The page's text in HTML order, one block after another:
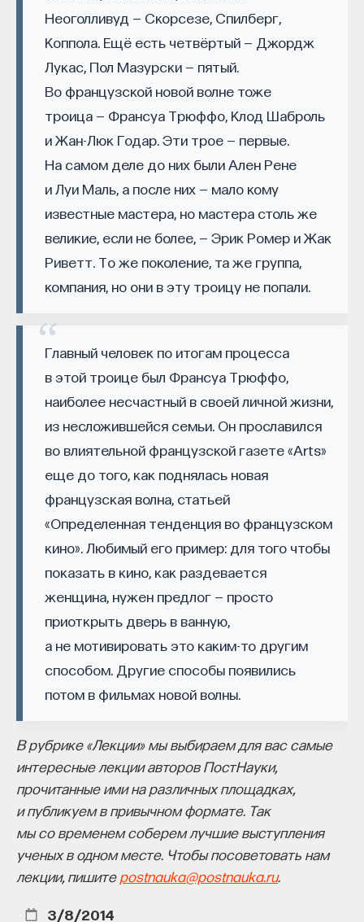
Неоголливуд — Скорсезе, Спилберг,
Коппола. Ещё есть четвёртый — Джордж
Лукас, Пол Мазурски — пятый.
Во французской новой волне тоже
троица — Франсуа Трюффо, Клод Шаброль
и Жан-Люк Годар. Эти трое — первые.
На самом деле до них были Ален Рене
и Луи Маль, а после них — мало кому
известные мастера, но мастера столь же
великие, если не более, — Эрик Ромер и Жак
Риветт. То же поколение, та же группа,
компания, но они в эту троицу не попали.
Главный человек по итогам процесса
в этой троице был Франсуа Трюффо,
наиболее несчастный в своей личной жизни,
из несложившейся семьи. Он прославился
во влиятельной французской газете «Arts»
еще до того, как поднялась новая
французская волна, статьей
«Определенная тенденция во французском
кино». Любимый его пример: для того чтобы
показать в кино, как раздевается
женщина, нужен предлог — просто
приоткрыть дверь в ванную,
а не мотивировать это каким-то другим
способом. Другие способы появились
потом в фильмах новой волны.
В рубрике «Лекции» мы выбираем для вас самые
интересные лекции авторов ПостНауки,
прочитанные ими на различных площадках,
и публикуем в привычном формате. Так
мы со временем соберем лучшие выступления
ученых в одном месте. Чтобы посоветовать нам
лекции, пишитеpostnauka@postnauka.ru.
3/8/2014
высококвалифицированных
Сервис создан для всех, кто хочет найти свой
путь в инновационных индустриях:
Учёных, инженеров и исследователей
с опытом работы в научной сфере;
Специалистов с STEM-образованием,
желающих сменить сферу деятельности;
Тех, кто пока не имеет достаточного опыта
Для уже готовых специалистов достаточно
оставить информацию о себе: образование, опыт
иностранными языками. Команда
будет искать, где эти навыки могут быть
применены, и поможет найти международную
deep tech
или биотех компанию, где человек
набирается опыта, сервис предлагает вебинары
и индивидуальные консультации, чтобы понять,
как развить необходимые навыки. Позднее будет
запущена серия спецпроектов, рассказывающих
о разных индустриях и их устройстве.​
Если у вас есть STEM-образование или опыт
в исследовательской сфере — это ваш шанс
выйти на глобальный уровень. Помогите вместе
приблизить Четвёртую индустриальную
революцию и найти своё место в инновационном
будущем! ​
Заполните анкету и загрузите своё резюме,
чтобы стать участником программы
https://postnauka.org/link/tal1125_blog1
11/24/2025
НАПИСАТЬ НАМ